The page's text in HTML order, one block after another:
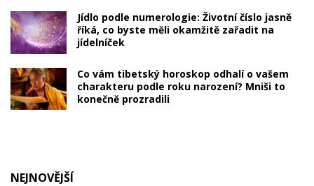
Jídlo podle numerologie: Životní číslo jasně
říká, co byste měli okamžitě zařadit na
jídelníček
Co vám tibetský horoskop odhalí o vašem
charakteru podle roku narození? Mniši to
konečně prozradili
NEJNOVĚJŠÍ